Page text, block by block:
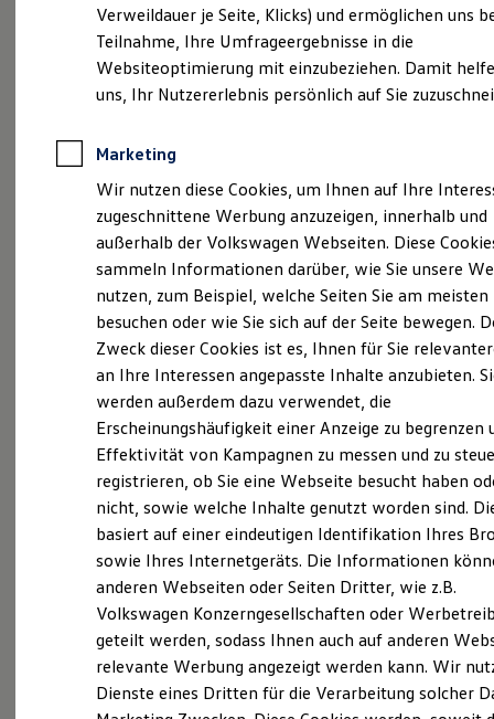
Wartungsverträge
Geschäftskunden
Professional Class bei Volkswagen
Großkunden
Behörden
Anpfiff zum Gewinn
Elektroautos
ID. Tutorials
Elektrofahrzeugkonzepte
Reichweite
Reichweite der ID. Modelle
Reichweite im Winter
Laden
Laden unterwegs
Laden Zuhause
Ladezeitensimulator
Batterie
Sicherheit
Garantie und Lebensdauer
Nachhaltigkeit
Technologie
Kosten und Kauf
Verbrauchskosten
Kaufoptionen
E-Auto-Förderung
Software und Konnektivität
Die ID. Software 6
ID. Software Versionen und Updates
Digitale Extras
Schnittstellen zu Ihrem ID.
(Impressum & Rechtliches)
Probefahrt vereinbaren
Fahrzeugangebot anfordern
Serviceanfrage stellen
Verweildauer je Seite, Klicks) und ermöglichen uns
Teilnahme, Ihre Umfrageergebnisse in die
Websiteoptimierung mit einzubeziehen. Damit
uns, Ihr Nutzererlebnis persönlich auf Sie
Marketing
Wir nutzen diese Cookies, um Ihnen auf Ihre
zugeschnittene Werbung anzuzeigen, innerhalb und
außerhalb der Volkswagen Webseiten. Diese
sammeln Informationen darüber, wie Sie unsere
nutzen, zum Beispiel, welche Seiten Sie am meisten
besuchen oder wie Sie sich auf der Seite bewegen.
Zweck dieser Cookies ist es, Ihnen für Sie
an Ihre Interessen angepasste Inhalte anzubieten.
werden außerdem dazu verwendet, die
Erscheinungshäufigkeit einer Anzeige zu begrenzen
Effektivität von Kampagnen zu messen und zu
registrieren, ob Sie eine Webseite besucht haben
nicht, sowie welche Inhalte genutzt worden sind.
basiert auf einer eindeutigen Identifikation Ihres
sowie Ihres Internetgeräts. Die Informationen
anderen Webseiten oder Seiten Dritter, wie z.B.
Volkswagen Konzerngesellschaften oder
geteilt werden, sodass Ihnen auch auf anderen
relevante Werbung angezeigt werden kann. Wir
Dienste eines Dritten für die Verarbeitung solcher